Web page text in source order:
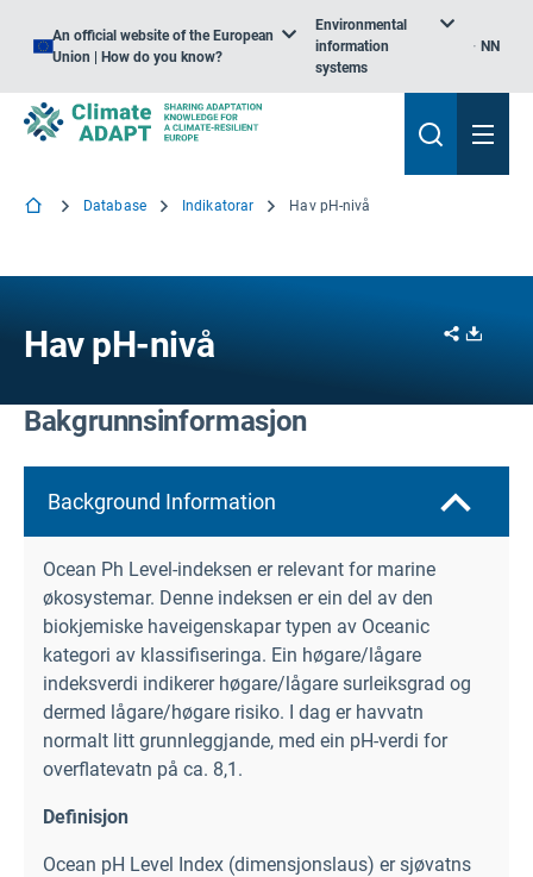
An official website of the European
Union | How do you know?
Environmental
information
systems
NN
Database Indikatorar Hav pH-nivå
Hav pH-nivå Share
Bakgrunnsinformasjon
Background Information
Ocean Ph Level-indeksen er relevant for marine
økosystemar. Denne indeksen er ein del av den
biokjemiske haveigenskapar typen av Oceanic
kategori av klassifiseringa. Ein høgare/lågare
indeksverdi indikerer høgare/lågare surleiksgrad og
dermed lågare/høgare risiko. I dag er havvatn
normalt litt grunnleggjande, med ein pH-verdi for
overflatevatn på ca. 8,1.
Definisjon
Ocean pH Level Index (dimensjonslaus) er sjøvatns